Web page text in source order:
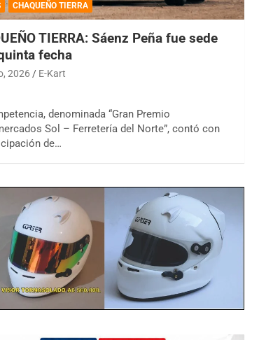
CHAQUEÑO TIERRA
TIERRA: Sáenz Peña fue sede
fecha
2026 E-Kart
denominada “Gran Premio
Sol – Ferretería del Norte”, contó con
de…